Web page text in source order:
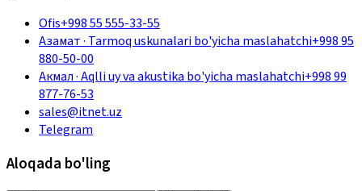
Ofis+998 55 555-33-55
Азамат· Tarmoq uskunalari bo'yicha maslahatchi+998 95
880-50-00
Акмал·Aqlli uy va akustika bo'yicha maslahatchi+998 99
877-76-53
sales@itnet.uz
Telegram
Aloqada bo'ling